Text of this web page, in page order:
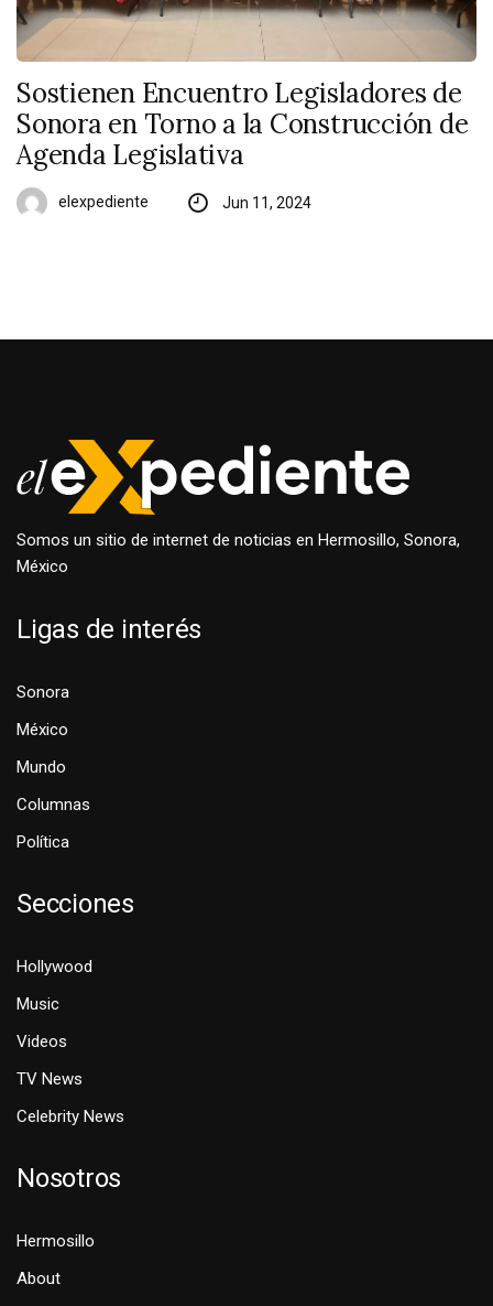
Sostienen Encuentro Legisladores de
Sonora en Torno a la Construcción de
Agenda Legislativa
elexpediente Jun 11, 2024
Somos un sitio de internet de noticias en Hermosillo, Sonora,
México
Ligas de interés
Sonora
México
Mundo
Columnas
Política
Secciones
Hollywood
Music
Videos
TV News
Celebrity News
Nosotros
Hermosillo
About